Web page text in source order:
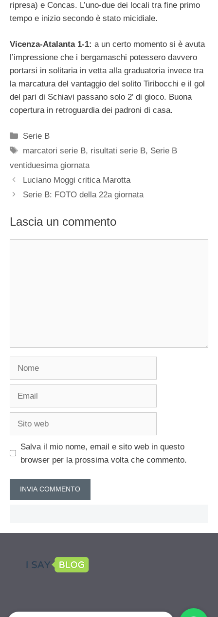
ripresa) e Concas. L’uno-due dei locali tra fine primo
tempo e inizio secondo è stato micidiale.
Vicenza-Atalanta 1-1: a un certo momento si è avuta
l’impressione che i bergamaschi potessero davvero
portarsi in solitaria in vetta alla graduatoria invece tra
la marcatura del vantaggio del solito Tiribocchi e il gol
del pari di Schiavi passano solo 2′ di gioco. Buona
copertura in retroguardia dei padroni di casa.
Categorie
Serie B
Tag
marcatori serie B, risultati serie B, Serie B
ventiduesima giornata
Luciano Moggi critica Marotta
Serie B: FOTO della 22a giornata
Lascia un commento
Salva il mio nome, email e sito web in questo
browser per la prossima volta che commento.